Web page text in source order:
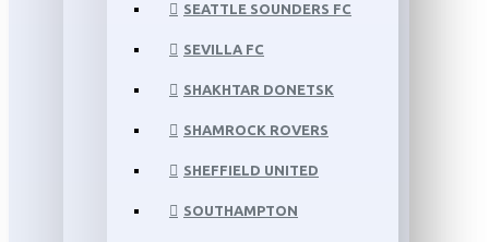
SEATTLE SOUNDERS FC
SEVILLA FC
SHAKHTAR DONETSK
SHAMROCK ROVERS
SHEFFIELD UNITED
SOUTHAMPTON